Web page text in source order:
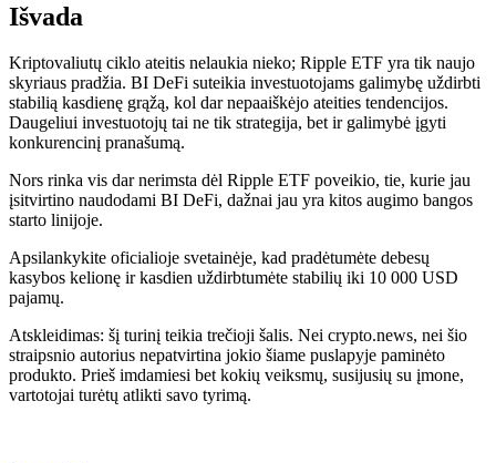
Išvada
Kriptovaliutų ciklo ateitis nelaukia nieko; Ripple ETF yra tik naujo
skyriaus pradžia. BI DeFi suteikia investuotojams galimybę uždirbti
stabilią kasdienę grąžą, kol dar nepaaiškėjo ateities tendencijos.
Daugeliui investuotojų tai ne tik strategija, bet ir galimybė įgyti
konkurencinį pranašumą.
Nors rinka vis dar nerimsta dėl Ripple ETF poveikio, tie, kurie jau
įsitvirtino naudodami BI DeFi, dažnai jau yra kitos augimo bangos
starto linijoje.
Apsilankykite oficialioje svetainėje, kad pradėtumėte debesų
kasybos kelionę ir kasdien uždirbtumėte stabilių iki 10 000 USD
pajamų.
Atskleidimas: šį turinį teikia trečioji šalis. Nei crypto.news, nei šio
straipsnio autorius nepatvirtina jokio šiame puslapyje paminėto
produkto. Prieš imdamiesi bet kokių veiksmų, susijusių su įmone,
vartotojai turėtų atlikti savo tyrimą.